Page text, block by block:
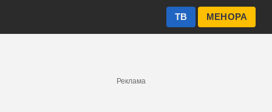
МЕНОРА
ТВ
Реклама